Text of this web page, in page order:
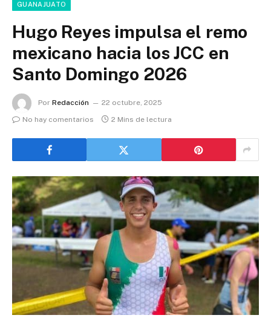
GUANAJUATO
Hugo Reyes impulsa el remo
mexicano hacia los JCC en
Santo Domingo 2026
Por Redacción
22 octubre, 2025
No hay comentarios
2 Mins de lectura